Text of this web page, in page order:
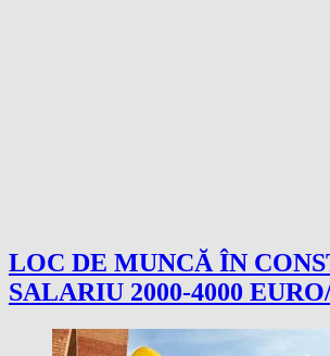
LOC DE MUNCĂ ÎN
SALARIU 2000-4000